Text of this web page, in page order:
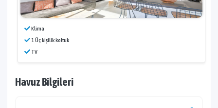
Klima
1 Üç kişilik koltuk
TV
Havuz Bilgileri